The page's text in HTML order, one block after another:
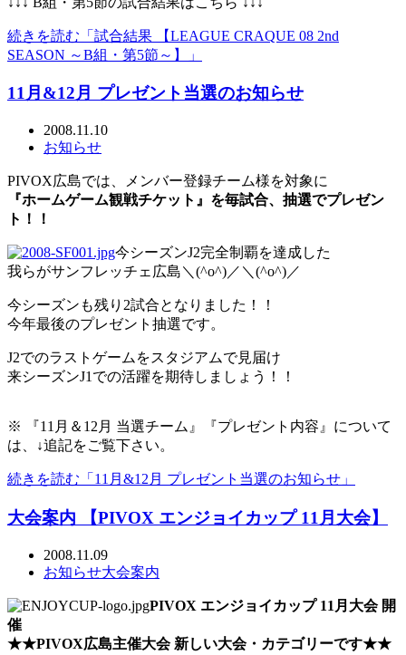
続きを読む「試合結果 【LEAGUE CRAQUE 08 2nd
SEASON ～B組・第5節～】」
11月&12月 プレゼント当選のお知らせ
2008.11.10
お知らせ
PIVOX広島では、メンバー登録チーム様を対象に
『ホームゲーム観戦チケット』を毎試合、抽選でプレゼン
ト！！
今シーズンJ2完全制覇を達成した
我らがサンフレッチェ広島＼(^o^)／＼(^o^)／
今シーズンも残り2試合となりました！！
今年最後のプレゼント抽選です。
J2でのラストゲームをスタジアムで見届け
来シーズンJ1での活躍を期待しましょう！！
※ 『11月＆12月 当選チーム』『プレゼント内容』について
は、↓追記をご覧下さい。
続きを読む「11月&12月 プレゼント当選のお知らせ」
大会案内 【PIVOX エンジョイカップ 11月大会】
2008.11.09
お知らせ大会案内
PIVOX エンジョイカップ 11月大会 開
催
★★PIVOX広島主催大会 新しい大会・カテゴリーです★★